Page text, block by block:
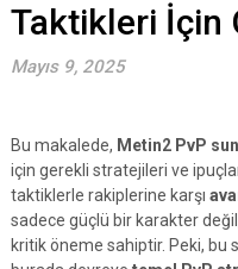
Taktikleri İçin
Mayıs 9, 2025
Bu makalede, Metin2 PvP
için gerekli stratejileri ve
taktiklerle rakiplerine karşı
sadece güçlü bir karakter
kritik öneme sahiptir. Peki, bu